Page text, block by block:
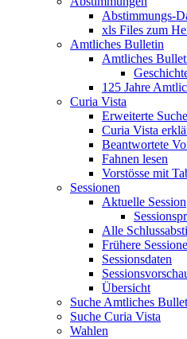
Abstimmungs-
xls Files zum
Amtliches Bulletin
Amtliches
125 Jahre
Curia Vista
Erweiterte Suche
Curia Vista
Beantwortete
Fahnen lesen
Vorstösse mit
Sessionen
Aktuelle Session
Alle
Frühere
Sessionsdaten
Übersicht
Suche Amtliches
Suche Curia Vista
Wahlen